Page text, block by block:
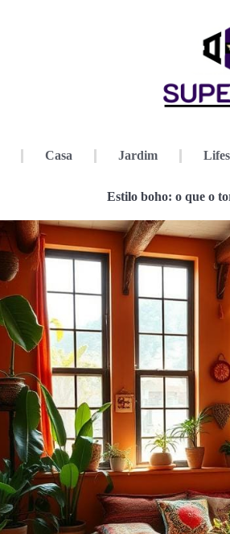
Casa Jardim
Estilo boho: o que o